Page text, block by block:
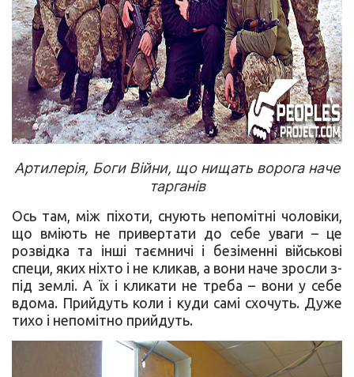
Артилерія, Боги Війни, що нищать ворога наче
тарганів
Ось там, між піхоти, снують непомітні чоловіки,
що вміють не привертати до себе уваги – це
розвідка та інші таємничі і безіменні військові
специ, яких ніхто і не кликав, а вони наче зросли з-
під землі. А їх і кликати не треба – вони у себе
вдома. Прийдуть коли і куди самі схочуть. Дуже
тихо і непомітно прийдуть.